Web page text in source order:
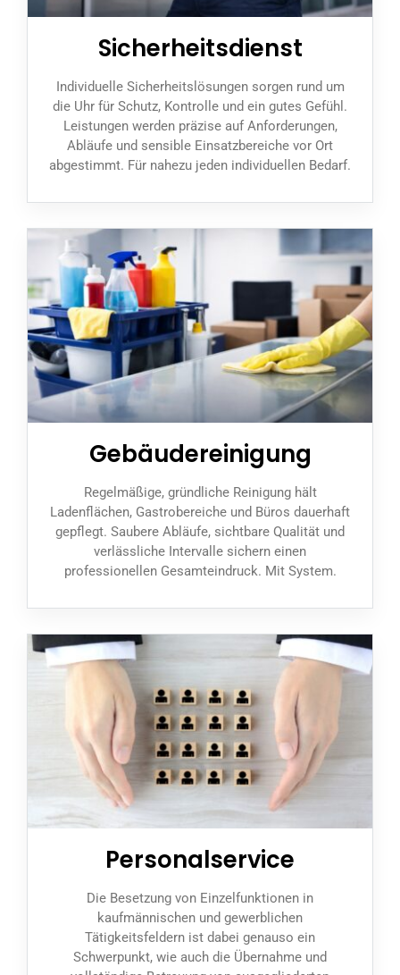
Sicherheitsdienst
Individuelle Sicherheitslösungen sorgen rund um
die Uhr für Schutz, Kontrolle und ein gutes Gefühl.
Leistungen werden präzise auf Anforderungen,
Abläufe und sensible Einsatzbereiche vor Ort
abgestimmt. Für nahezu jeden individuellen Bedarf.
Gebäudereinigung
Regelmäßige, gründliche Reinigung hält
Ladenflächen, Gastrobereiche und Büros dauerhaft
gepflegt. Saubere Abläufe, sichtbare Qualität und
verlässliche Intervalle sichern einen
professionellen Gesamteindruck. Mit System.
Personalservice
Die Besetzung von Einzelfunktionen in
kaufmännischen und gewerblichen
Tätigkeitsfeldern ist dabei genauso ein
Schwerpunkt, wie auch die Übernahme und